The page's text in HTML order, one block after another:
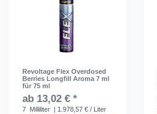
Revoltage Flex Overdosed
Berries Longfill Aroma 7 ml
für 75 ml
ab 13,02 € *
7 Milliliter | 1.978,57 € / Liter